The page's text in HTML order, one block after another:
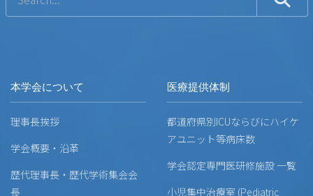
本学会について
理事長挨拶
学会概要・沿革
歴代理事長・歴代学術集会会
長
医療提供体制
都道府県別ICUならびにハイケ
アユニット等病床数
学会認定専門医研修施設 一覧
小児集中治療室 (Pediatric